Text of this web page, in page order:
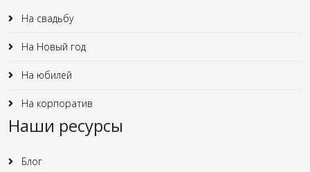
На свадьбу
На Новый год
На юбилей
На корпоратив
Наши ресурсы
Блог